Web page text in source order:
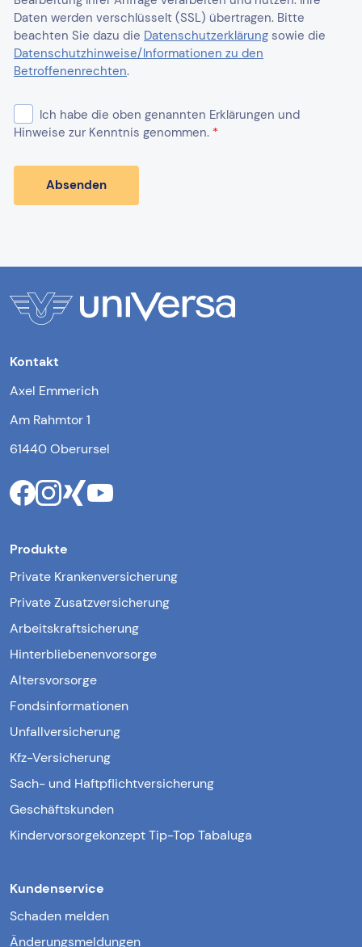
Kontakt
Axel Emmerich
Am Rahmtor 1
61440 Oberursel
Produkte
Private Krankenversicherung
Private Zusatzversicherung
Arbeitskraftsicherung
Hinterbliebenenvorsorge
Altersvorsorge
Fondsinformationen
Unfallversicherung
Kfz-Versicherung
Sach- und Haftpflichtversicherung
Geschäftskunden
Kindervorsorgekonzept Tip-Top Tabaluga
Kundenservice
Schaden melden
Änderungsmeldungen